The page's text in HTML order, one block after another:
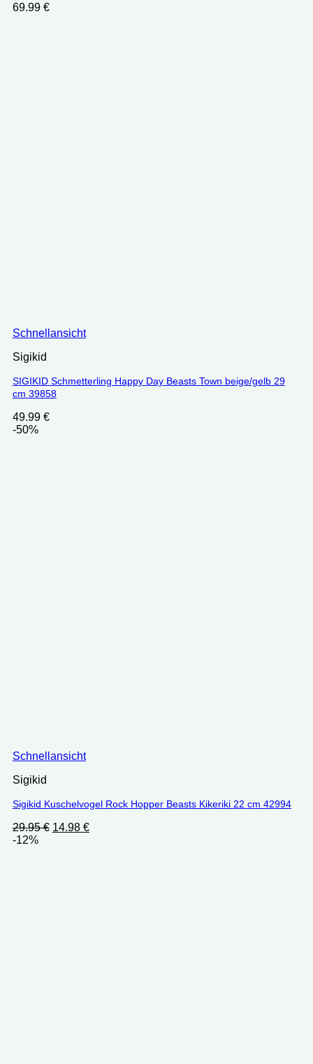
69.99 €
Schnellansicht
Sigikid
SIGIKID Schmetterling Happy Day Beasts Town beige/gelb 29
cm 39858
49.99 €
-50%
Schnellansicht
Sigikid
Sigikid Kuschelvogel Rock Hopper Beasts Kikeriki 22 cm 42994
29.95€ Ursprünglicher
14.98 €Aktueller
-12%